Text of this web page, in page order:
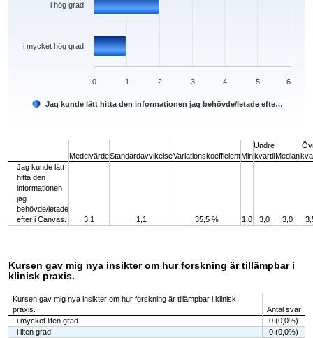
Jag kunde lätt hitta den informationen jag behövde/letade efte…
i mycket hög grad
i hög grad
0 1 2 3 4 5 6
MedelvärdeStandardavvikelseVariationskoefficientMin
Undre
kvartilMedian
Jag kunde lätt
hitta den
informationen
jag
behövde/letade
efter i Canvas.
3,1 1,1 35,5 % 1,0 3,0 3,0
Kursen gav mig nya insikter om hur forskning är tillämpbar i
klinisk praxis.
Kursen gav mig nya insikter om hur forskning är tillämpbar i klinisk
praxis.
Antal svar
i mycket liten grad
0 (0,0%)
i liten grad
0 (0,0%)